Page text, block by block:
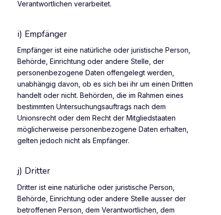
Verantwortlichen verarbeitet.
i) Empfänger
Empfänger ist eine natürliche oder juristische Person,
Behörde, Einrichtung oder andere Stelle, der
personenbezogene Daten offengelegt werden,
unabhängig davon, ob es sich bei ihr um einen Dritten
handelt oder nicht. Behörden, die im Rahmen eines
bestimmten Untersuchungsauftrags nach dem
Unionsrecht oder dem Recht der Mitgliedstaaten
möglicherweise personenbezogene Daten erhalten,
gelten jedoch nicht als Empfänger.
j) Dritter
Dritter ist eine natürliche oder juristische Person,
Behörde, Einrichtung oder andere Stelle ausser der
betroffenen Person, dem Verantwortlichen, dem